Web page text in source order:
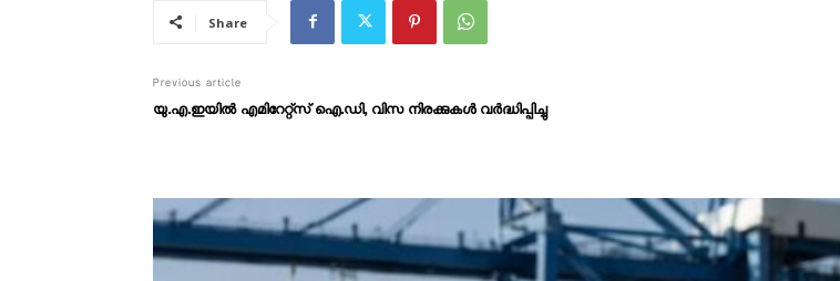
Share
Previous article
യു.എ.ഇയിൽ എമിറേറ്റ്​സ്​ ഐ.ഡി, വിസ നിരക്കുകൾ വർദ്ധിപ്പിച്ചു